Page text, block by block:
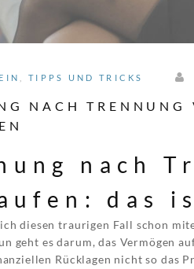
TIPPS UND TRICKS
NACH
nach
das
diesen traurigen Fall schon
geht es darum, das Vermögen
Rücklagen nicht so das